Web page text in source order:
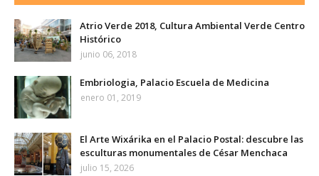
Atrio Verde 2018, Cultura Ambiental Verde Centro
Histórico
junio 06, 2018
Embriologia, Palacio Escuela de Medicina
enero 01, 2019
El Arte Wixárika en el Palacio Postal: descubre las
esculturas monumentales de César Menchaca
julio 15, 2026